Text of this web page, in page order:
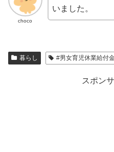
choco
いました。
暮らし #男女育児休業給付
スポン